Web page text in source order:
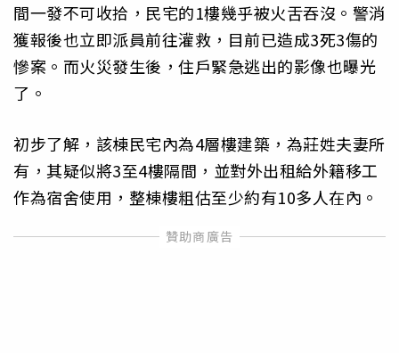
間一發不可收拾，民宅的1樓幾乎被火舌吞沒。警消
獲報後也立即派員前往灌救，目前已造成3死3傷的
慘案。而火災發生後，住戶緊急逃出的影像也曝光
了。
初步了解，該棟民宅內為4層樓建築，為莊姓夫妻所
有，其疑似將3至4樓隔間，並對外出租給外籍移工
作為宿舍使用，整棟樓粗估至少約有10多人在內。